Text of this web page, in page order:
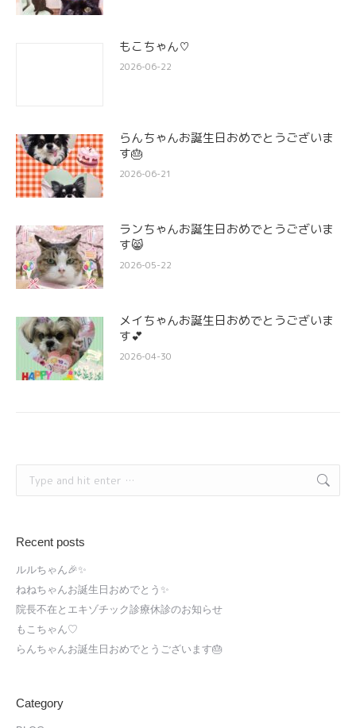
もこちゃん♡
2026-06-22
らんちゃんお誕生日おめでとうございま
す🎂
2026-06-21
ランちゃんお誕生日おめでとうございま
す😸
2026-05-22
メイちゃんお誕生日おめでとうございま
す💕
2026-04-30
Recent posts
ルルちゃん🎉✨
ねねちゃんお誕生日おめでとう✨
院長不在とエキゾチック診療休診のお知らせ
もこちゃん♡
らんちゃんお誕生日おめでとうございます🎂
Category